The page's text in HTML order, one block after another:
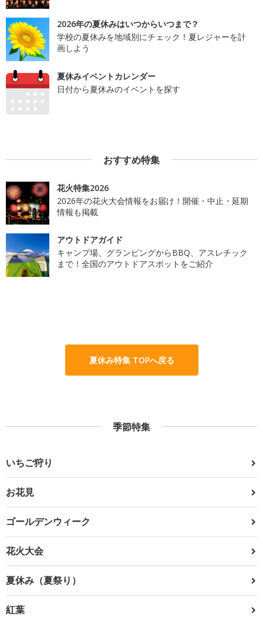
2026年の夏休みはいつからいつまで？
学校の夏休みを地域別にチェック！夏レジャーを計
画しよう
夏休みイベントカレンダー
日付から夏休みのイベントを探す
おすすめ特集
花火特集2026
2026年の花火大会情報をお届け！開催・中止・延期
情報も掲載
アウトドアガイド
キャンプ場、グランピングからBBQ、アスレチック
まで！全国のアウトドアスポットをご紹介
夏休み特集 TOPへ戻る
季節特集
いちご狩り
お花見
ゴールデンウィーク
花火大会
夏休み（夏祭り）
紅葉